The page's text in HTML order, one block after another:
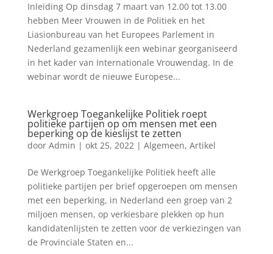
Inleiding Op dinsdag 7 maart van 12.00 tot 13.00
hebben Meer Vrouwen in de Politiek en het
Liasionbureau van het Europees Parlement in
Nederland gezamenlijk een webinar georganiseerd
in het kader van Internationale Vrouwendag. In de
webinar wordt de nieuwe Europese...
Werkgroep Toegankelijke Politiek roept
politieke partijen op om mensen met een
beperking op de kieslijst te zetten
door Admin | okt 25, 2022| Algemeen, Artikel
De Werkgroep Toegankelijke Politiek heeft alle
politieke partijen per brief opgeroepen om mensen
met een beperking, in Nederland een groep van 2
miljoen mensen, op verkiesbare plekken op hun
kandidatenlijsten te zetten voor de verkiezingen van
de Provinciale Staten en...